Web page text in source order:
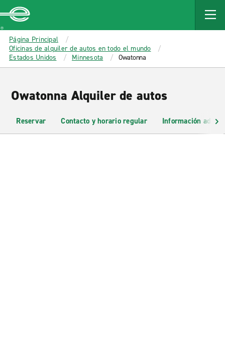
MAIN
CONTENT
Enterprise
Página Principal
Oficinas de alquiler de autos en todo el mundo
Estados Unidos
Minnesota Owatonna
Owatonna Alquiler de autos
Reservar Contacto y horario regular Información